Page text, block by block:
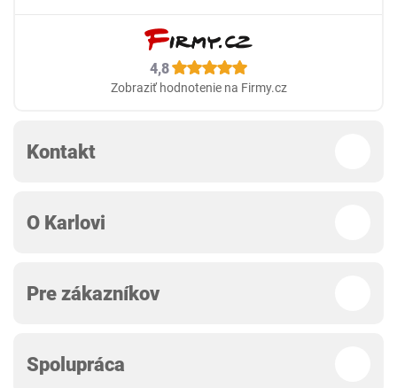
4,8
Zobraziť hodnotenie na Firmy.cz
Kontakt
O Karlovi
Pre zákazníkov
Spolupráca